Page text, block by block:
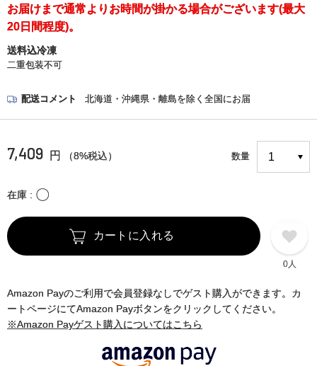
お届けまで通常よりお時間が掛かる場合がございます(最大
20日間程度)。
送料込冷凍
二重包装不可
配送コメント 北海道・沖縄県・離島を除く全国にお届
7,409 円 （8%税込） 数量
在庫 〇
カートに入れる
0人
Amazon Payのご利用で会員登録なしでゲスト購入ができます。カ
ートページにてAmazon Payボタンをクリックしてください。
※Amazon Payゲスト購入についてはこちら